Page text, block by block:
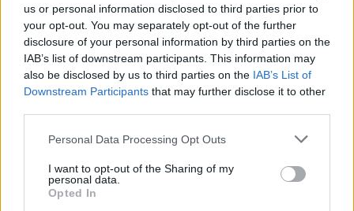
us or personal information disclosed to third parties prior to
your opt-out. You may separately opt-out of the further
disclosure of your personal information by third parties on the
IAB’s list of downstream participants. This information may
also be disclosed by us to third parties on the IAB’s List of
Downstream Participants that may further disclose it to other
Please note that this website/app uses one or more Google
not limited to your visit or usage behaviour. You may click to
grant or deny consent to Google and its third-party tags to
use your data for below specified purposes in below Google
Personal Data Processing Opt Outs
I want to opt-out of the Sharing of my
personal data.
Opted In
Lehet, hogy gyorsabb vagyok az egyik
egyenesben, de akkor a másikban leszek
lassabb. Összességében viszont egyszerűen túl
lassúak vagyunk” – fogalmazott a holland.
Verstappen még szombaton felvetette, szerinte
egyszerűen feladják a 7. rajthelyet, kiveszik az